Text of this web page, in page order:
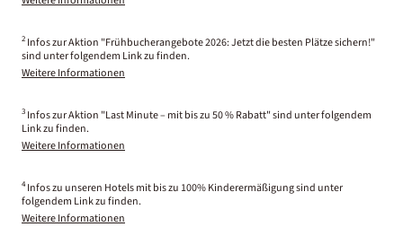
2 Infos zur Aktion "Frühbucherangebote 2026: Jetzt die besten Plätze sichern!"
sind unter folgendem Link zu finden.
Weitere Informationen
3 Infos zur Aktion "Last Minute – mit bis zu 50 % Rabatt" sind unter folgendem
Link zu finden.
Weitere Informationen
4 Infos zu unseren Hotels mit bis zu 100% Kinderermäßigung sind unter
folgendem Link zu finden.
Weitere Informationen